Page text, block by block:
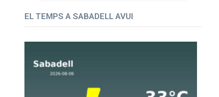
EL TEMPS A SABADELL AVUI